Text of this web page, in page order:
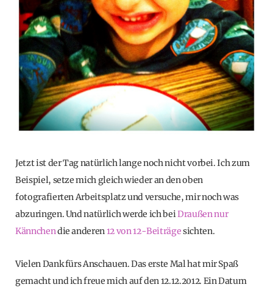
Jetzt ist der Tag natürlich lange noch nicht vorbei. Ich zum
Beispiel, setze mich gleich wieder an den oben
fotografierten Arbeitsplatz und versuche, mir noch was
abzuringen. Und natürlich werde ich beiDraußen nur
Kännchendie anderen12 von 12-Beiträgesichten.
Vielen Dank fürs Anschauen. Das erste Mal hat mir Spaß
gemacht und ich freue mich auf den 12.12.2012. Ein Datum